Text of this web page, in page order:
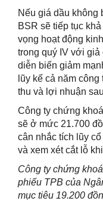
Nếu giá dầu không
BSR sẽ tiếp tục
vọng hoạt động
trong quý IV với giả
diễn biến giảm
lũy kế cả năm
thu và lợi nhuận
Công ty chứng
sẽ ở mức 21.700
cân nhắc tích lũy
và xem xét cắt lỗ
Công ty chứng
phiếu TPB của
mục tiêu 19.200